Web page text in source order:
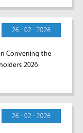
26 - 02 - 2026
Convening the
2026
26 - 02 - 2026